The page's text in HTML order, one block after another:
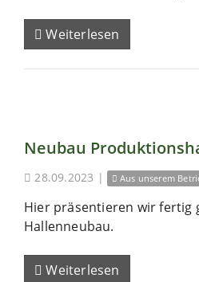
Weiterlesen
Neubau
28.09.2023 | Aus unserem
Hier präsentieren wir fertig
Hallenneubau.
Weiterlesen